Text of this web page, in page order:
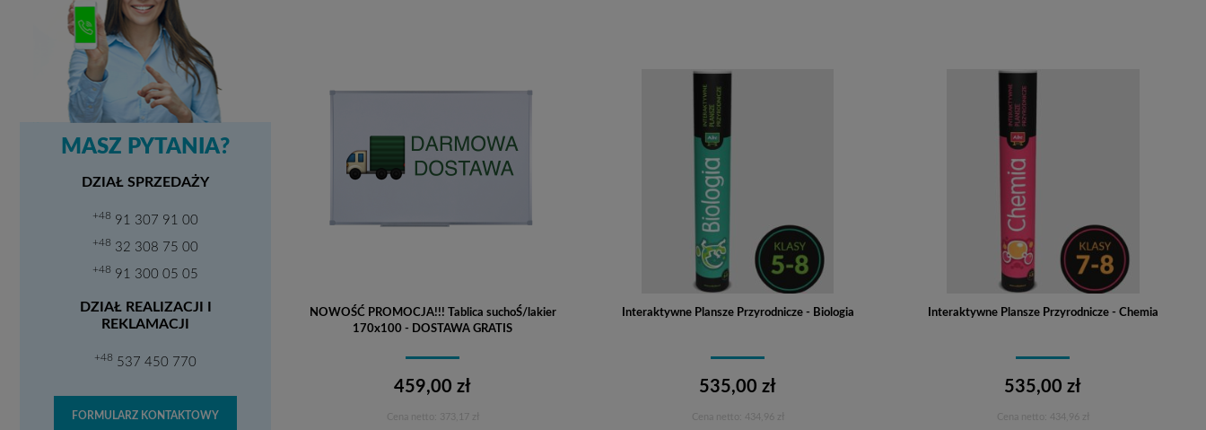
MASZ PYTANIA?
DZIAŁ SPRZEDAŻY
+48 91 307 91 00
+48 32 308 75 00
+48 91 300 05 05
DZIAŁ REALIZACJI I
REKLAMACJI
+48 537 450 770
FORMULARZ KONTAKTOWY
NOWOŚĆ PROMOCJA!!! Tablica suchoŚ/lakier
170x100 - DOSTAWA GRATIS
459,00 zł
373,17 zł
Interaktywne Plansze Przyrodnicze - Biologia
535,00 zł
434,96 zł
Interaktywne Plansze Przyrodnicze - Chemia
535,00 zł
434,96 zł